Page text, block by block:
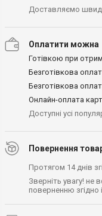
Доставляємо
Оплатити можна
Готівкою при
Безготівкова
Безготівкова
Онлайн-оплата
Доступні усі
Повернення
Протягом 14 днів
Зверніть увагу! не
поверненню згідно